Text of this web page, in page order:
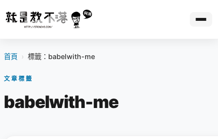
首頁 › 標籤：babelwith-me
文章標籤
babelwith-me